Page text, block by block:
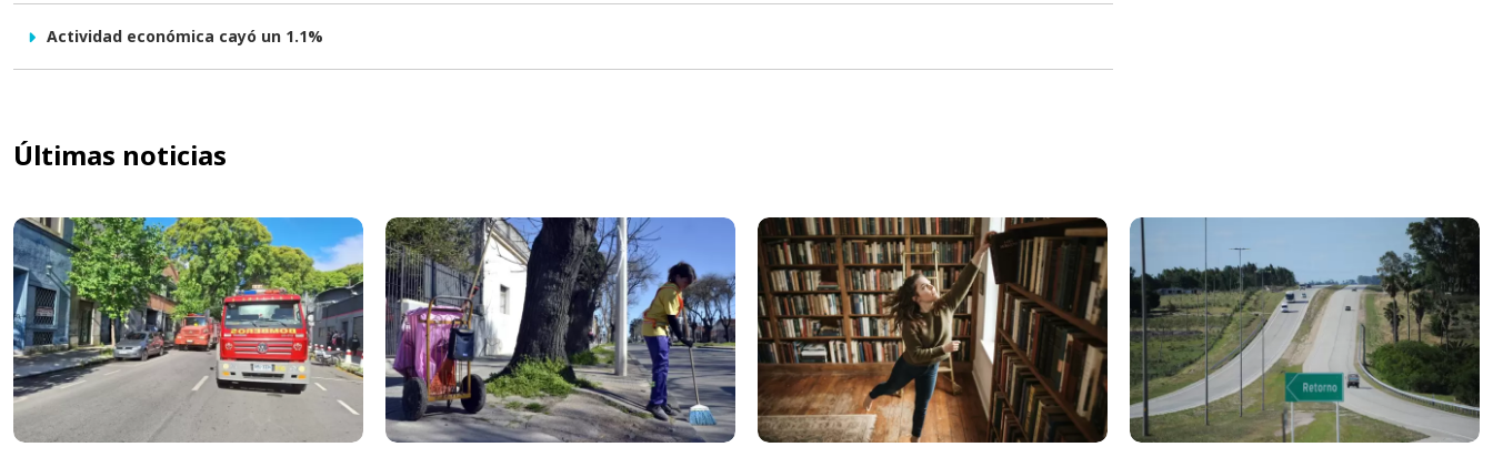
Actividad económica cayó un 1.1%
Últimas noticias